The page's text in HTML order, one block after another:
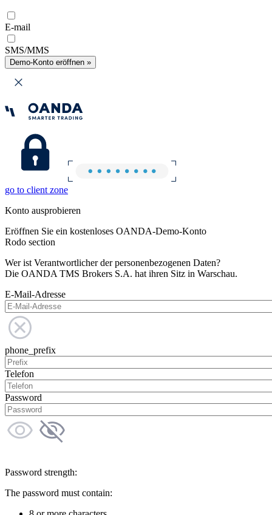
E-mail
SMS/MMS
Demo-Konto eröffnen »
go to client zone
Konto ausprobieren
Eröffnen Sie ein kostenloses OANDA-Demo-Konto
Rodo section
Wer ist Verantwortlicher der personenbezogenen Daten?
Die OANDA TMS Brokers S.A. hat ihren Sitz in Warschau.
E-Mail-Adresse
phone_prefix
Telefon
Password
Password strength:
The password must contain: